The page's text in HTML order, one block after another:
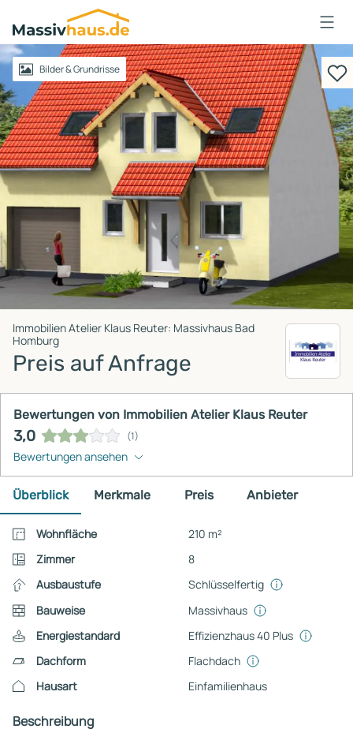
Massivhaus
Logo
AnmeldenBilder & Grundrisse
Immobilien Atelier Klaus Reuter: Massivhaus Bad
Homburg
Preis auf Anfrage
Bewertungen von Immobilien Atelier Klaus Reuter
3,0 (1)
Bewertungen ansehen
Überblick Merkmale Preis Anbieter
Wohnfläche
210 m²
Zimmer
8
Ausbaustufe
Schlüsselfertig
Bauweise
Massivhaus
Energiestandard
Effizienzhaus 40 Plus
Dachform
Flachdach
Hausart
Einfamilienhaus
Beschreibung